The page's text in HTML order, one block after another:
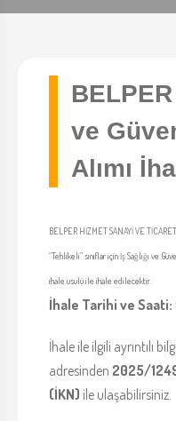
ve
Alımı
BELPER HİZMET SANAYİ VE
“Tehlikeli” sınıflar için İş Sağlığı ve
ihale usulü ile ihale edilecektir.
İhale Tarihi ve Saati:
İhale ile ilgili ayrıntılı
adresinden 2025/
(İKN) ile ulaşabilirsiniz.